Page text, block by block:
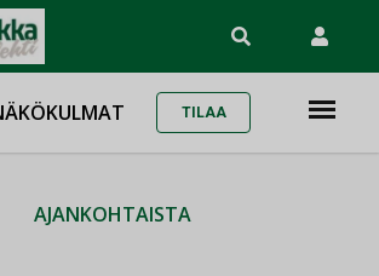
TILAA
AJANKOHTAISTA